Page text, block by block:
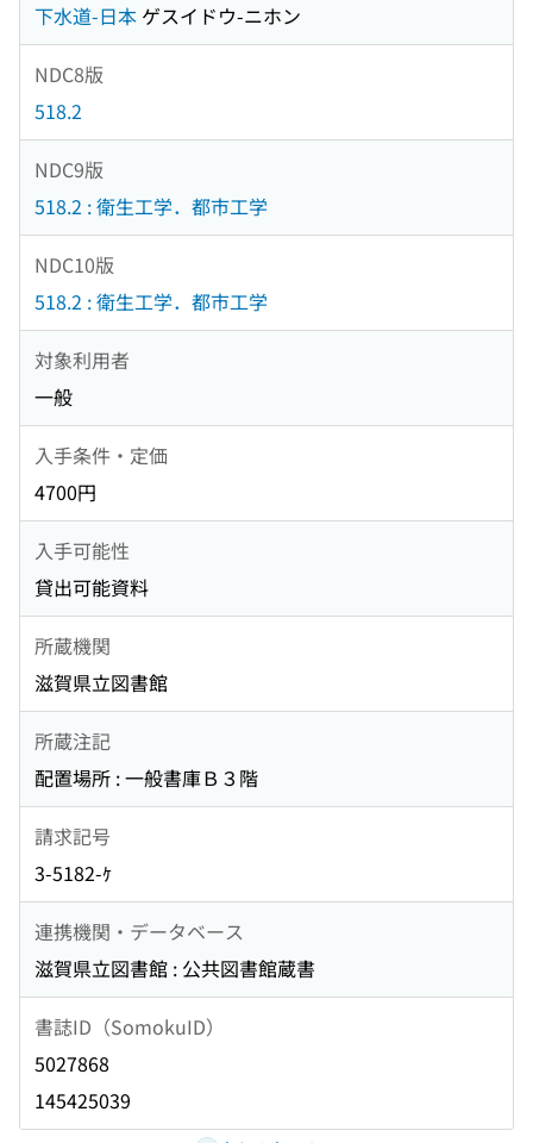
下水道-日本 ゲスイドウ-ニホン
NDC8版
518.2
NDC9版
518.2 : 衛生工学．都市工学
NDC10版
518.2 : 衛生工学．都市工学
対象利用者
一般
入手条件・定価
4700円
入手可能性
貸出可能資料
所蔵機関
滋賀県立図書館
所蔵注記
配置場所 : 一般書庫Ｂ３階
請求記号
3-5182-ｹ
連携機関・データベース
滋賀県立図書館 : 公共図書館蔵書
書誌ID（SomokuID）
5027868
145425039